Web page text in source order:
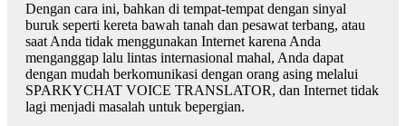
Dengan cara ini, bahkan di tempat-tempat dengan sinyal
buruk seperti kereta bawah tanah dan pesawat terbang, atau
saat Anda tidak menggunakan Internet karena Anda
menganggap lalu lintas internasional mahal, Anda dapat
dengan mudah berkomunikasi dengan orang asing melalui
SPARKYCHAT VOICE TRANSLATOR, dan Internet tidak
lagi menjadi masalah untuk bepergian.